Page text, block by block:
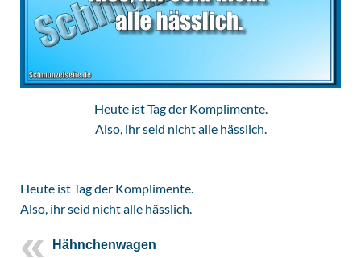
Heute ist Tag der Komplimente.
Also, ihr seid nicht alle hässlich.
Heute ist Tag der Komplimente.
Also, ihr seid nicht alle hässlich.
Hähnchenwagen